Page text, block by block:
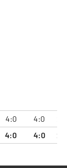
4:0 4:0
4:0 4:0